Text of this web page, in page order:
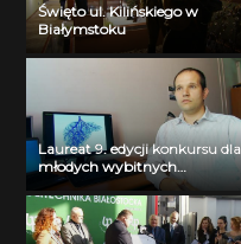
Święto ul. Kilińskiego w
Białymstoku
Laureat 9. edycji konkursu dla
młodych wybitnych
naukowców- dr inż. Krzysztof
Jurczuk